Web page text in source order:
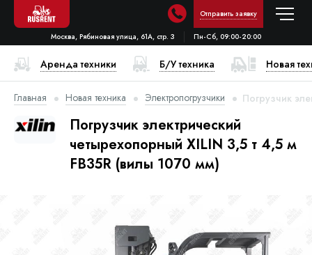
Отправить заявку
Москва, Рябиновая улица, 61А, стр. 3 Пн-Сб, 09:00-20:00
Аренда техники Б/У техника Новая
Главная Новая техника Электропогрузчики Погрузчик
Погрузчик электрический
четырехопорный XILIN 3,5 т 4,5 м
FB35R (вилы 1070 мм)